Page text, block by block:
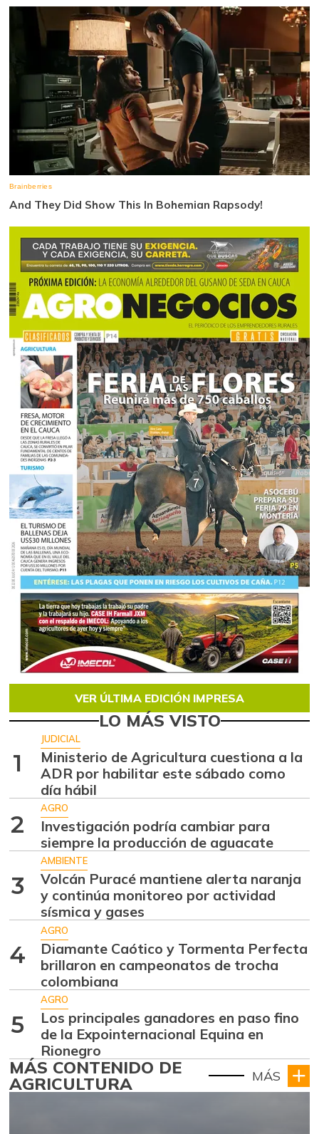
VER ÚLTIMA EDICIÓN IMPRESA
LO MÁS VISTO
1
JUDICIAL
Ministerio de Agricultura cuestiona a la
ADR por habilitar este sábado como
día hábil
2
AGRO
Investigación podría cambiar para
siempre la producción de aguacate
3
AMBIENTE
Volcán Puracé mantiene alerta naranja
y continúa monitoreo por actividad
sísmica y gases
4
AGRO
Diamante Caótico y Tormenta Perfecta
brillaron en campeonatos de trocha
colombiana
5
AGRO
Los principales ganadores en paso fino
de la Expointernacional Equina en
Rionegro
MÁS CONTENIDO DE
AGRICULTURA MÁS